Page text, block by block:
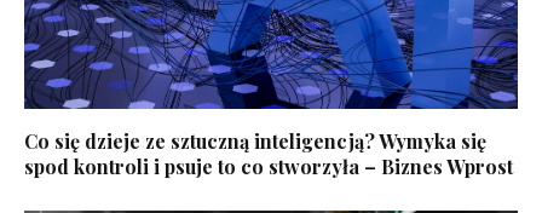
Co się dzieje ze sztuczną inteligencją? Wymyka się
spod kontroli i psuje to co stworzyła – Biznes Wprost